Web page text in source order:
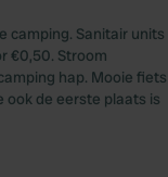
camping. Sanitair units
€0,50. Stroom
hap. Mooie fiets
ook de eerste plaats is